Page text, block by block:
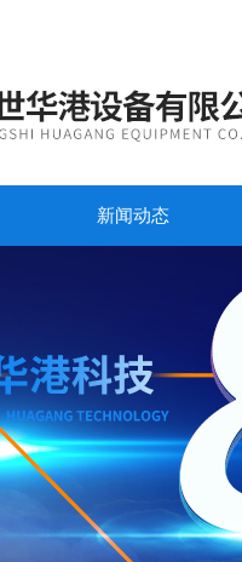
新闻动态